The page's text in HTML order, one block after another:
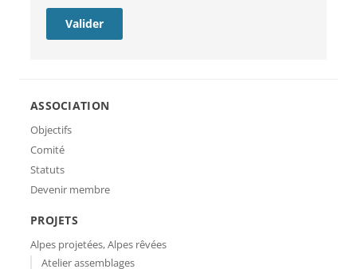
ASSOCIATION
Objectifs
Comité
Statuts
Devenir membre
PROJETS
Alpes projetées, Alpes rêvées
Atelier assemblages